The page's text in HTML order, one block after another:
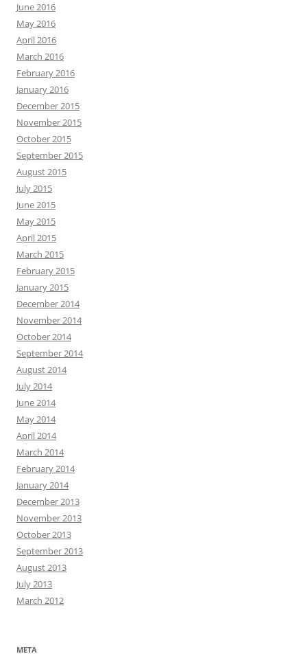
June 2016
May 2016
April 2016
March 2016
February 2016
January 2016
December 2015
November 2015
October 2015
September 2015
August 2015
July 2015
June 2015
May 2015
April 2015
March 2015
February 2015
January 2015
December 2014
November 2014
October 2014
September 2014
August 2014
July 2014
June 2014
May 2014
April 2014
March 2014
February 2014
January 2014
December 2013
November 2013
October 2013
September 2013
August 2013
July 2013
March 2012
META